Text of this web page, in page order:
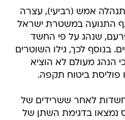
אמש (רביעי), עצרה
התנועה במשטרת ישראל
שפרעם, שנהג על פי החשד
לכך, גילו השוטרים
הנהג מעולם לא הוציא
פוליסת ביטוח תקפה.
לאחר ששרידים של
נמצאו בדגימת השתן של